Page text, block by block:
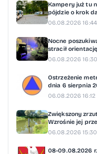
Kampery już tu
pójdzie o krok
06.08.2026 16:44
Nocne
stracił orientację
06.08.2026 16:30
Ostrzeżenie
dnia 6 sierpnia
06.08.2026 16:12
Zwiększony
Wzrośnie jej
06.08.2026 15:30
08-09.08.2026 r.